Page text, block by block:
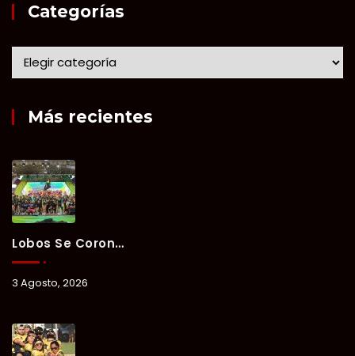
Categorías
Más recientes
Lobos Se Corona Campeón Del Verano Xul-Há 2026 Tras Tres Días De Intensa Competencia.
3 Agosto, 2026